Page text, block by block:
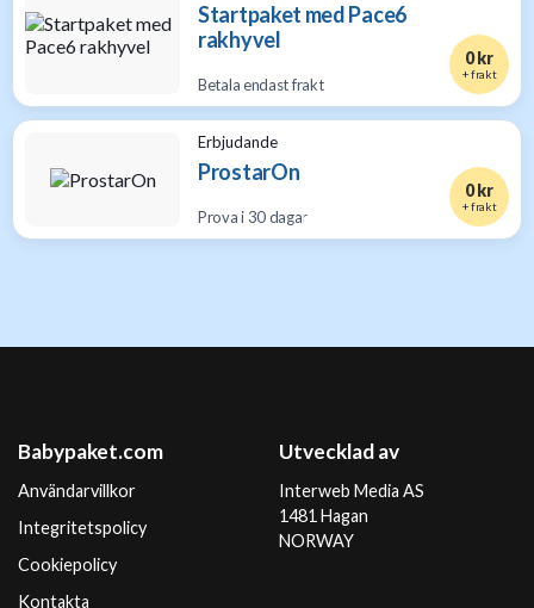
Startpaket med Pace6
rakhyvel
Betala endast frakt
0 kr
+ frakt
Erbjudande
ProstarOn
Prova i 30 dagar
0 kr
+ frakt
Babypaket.com
Användarvillkor
Integritetspolicy
Cookiepolicy
Kontakta
Utvecklad av
Interweb Media AS
1481 Hagan
NORWAY